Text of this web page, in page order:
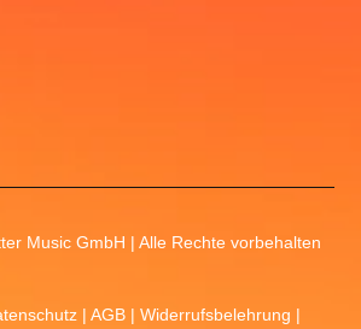
Music GmbH | Alle Rechte vorbehalten
| AGB| Widerrufsbelehrung |